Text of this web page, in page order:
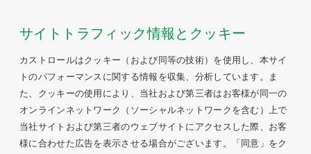
サイトトラフィック情報とクッキー
カストロールはクッキー（および同等の技術）を使用し、本サイ
トのパフォーマンスに関する情報を収集、分析しています。ま
た、クッキーの使用により、当社および第三者はお客様が同一の
オンラインネットワーク（ソーシャルネットワークを含む）上で
当社サイトおよび第三者のウェブサイトにアクセスした際、お客
様に合わせた広告を表示させる場合がございます。「同意」をク